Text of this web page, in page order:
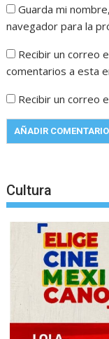
Guarda mi
navegador para la
Recibir un correo
comentarios a esta
Recibir un correo
Cultura